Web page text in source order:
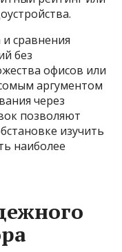
сравнения
без
офисов или
аргументом
через
позволяют
изучить
наиболее